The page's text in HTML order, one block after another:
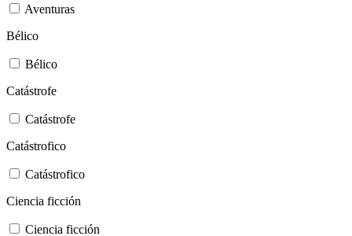
Aventuras
Bélico
Bélico
Catástrofe
Catástrofe
Catástrofico
Catástrofico
Ciencia ficción
Ciencia ficción